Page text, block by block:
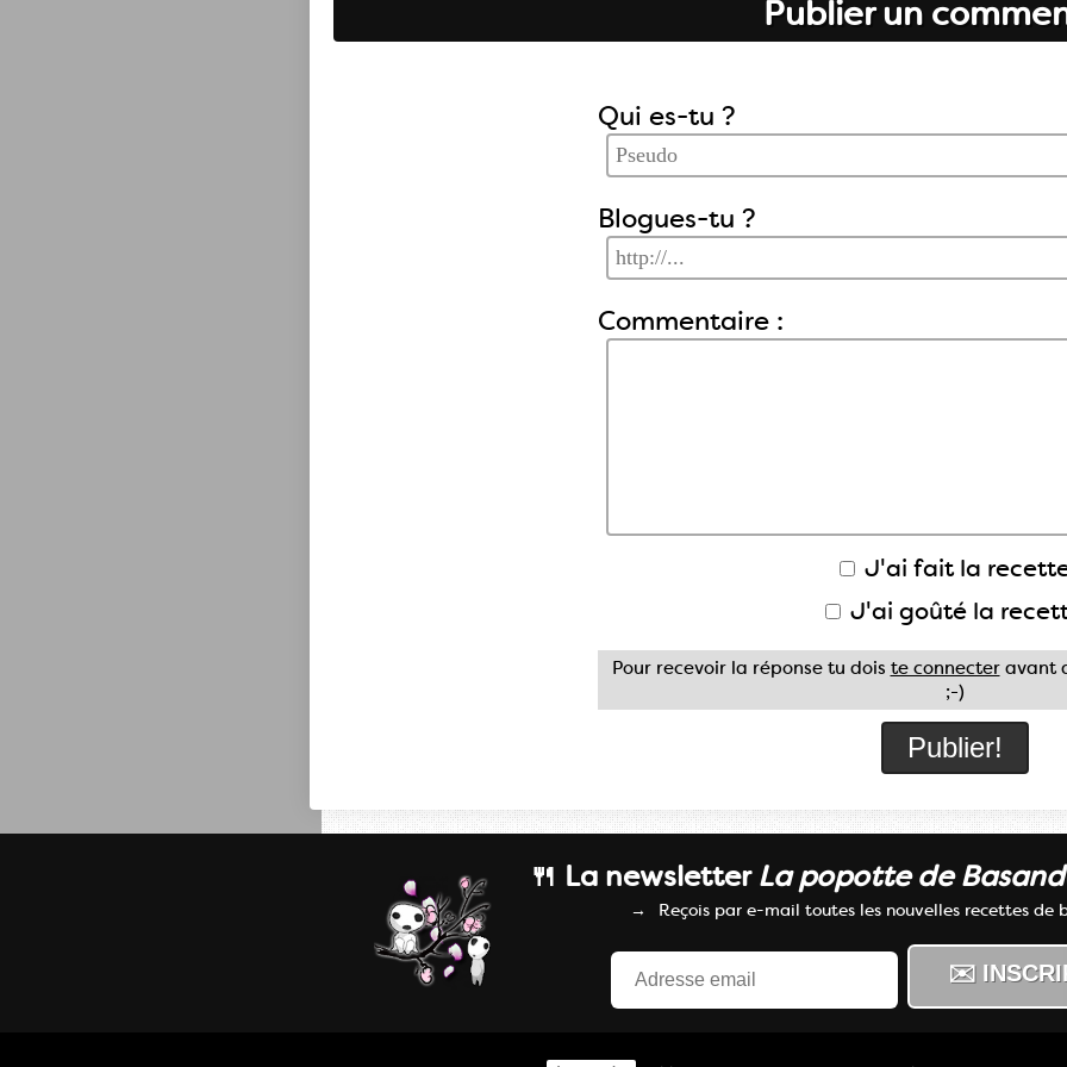
Publier un
Qui es-tu ?
Blogues-tu ?
Commentaire :
J'ai fait la
J'ai goûté la
Pour recevoir la réponse tu dois te connecteravant
;-)
🍴 La newsletterLa popotte de
Reçois par e-mail toutes les nouvelles recettes de